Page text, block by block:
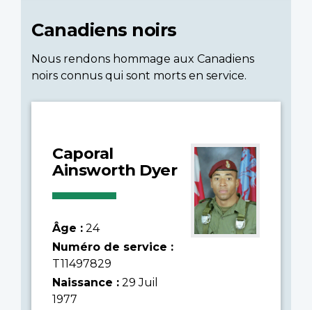
Canadiens noirs
Nous rendons hommage aux Canadiens
noirs connus qui sont morts en service.
Caporal
Ainsworth Dyer
Âge : 24
Numéro de service :
T11497829
Naissance : 29 Juil
1977